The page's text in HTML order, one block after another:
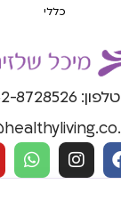
טלפון: 052-8728526
כללי